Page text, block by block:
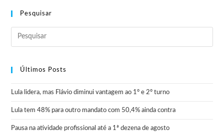
Pesquisar
Últimos Posts
Lula lidera, mas Flávio diminui vantagem ao 1º e 2º turno
Lula tem 48% para outro mandato com 50,4% ainda contra
Pausa na atividade profissional até a 1ª dezena de agosto